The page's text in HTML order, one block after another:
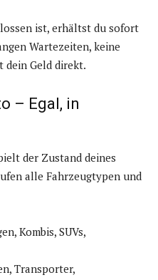
ist, erhältst du sofort
Wartezeiten, keine
dein Geld direkt.
– Egal, in
der Zustand deines
alle Fahrzeugtypen und
Kombis, SUVs,
Transporter,